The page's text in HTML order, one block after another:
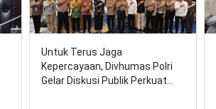
Untuk Terus Jaga
Kepercayaan, Divhumas Polri
Gelar Diskusi Publik Perkuat…